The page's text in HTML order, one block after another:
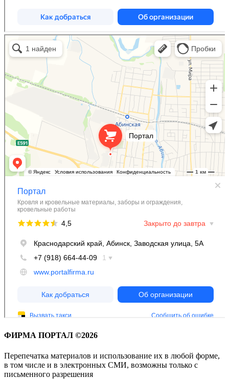
Кровля и кровельные материалы в Абинске
Фасады и фасадные системы в Абинске
ФИРМА ПОРТАЛ ©2026
Перепечатка материалов и использование их в любой форме,
в том числе и в электронных СМИ, возможны только с
письменного разрешения